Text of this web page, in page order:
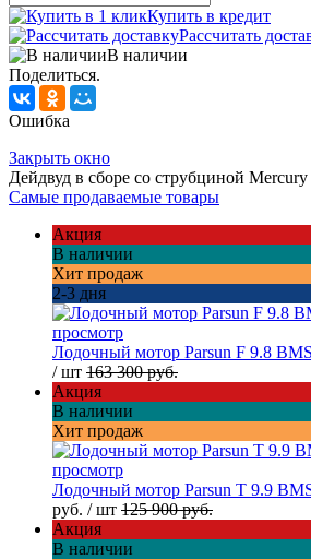
Купить в кредит
Рассчитать
В наличии
Поделиться.
Ошибка
Закрыть окно
Дейдвуд в сборе со струбциной
Самые продаваемые товары
Акция
В наличии
Хит продаж
2-3 дня
просмотр
Лодочный мотор Parsun F 9.8
/ шт 163 300 руб.
Акция
В наличии
Хит продаж
просмотр
Лодочный мотор Parsun T 9.9
руб. / шт 125 900 руб.
Акция
В наличии